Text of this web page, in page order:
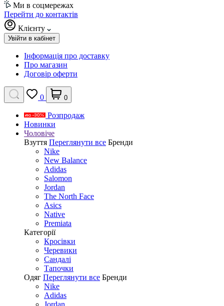
Ми в соцмережах
Перейти до контактів
Клієнту
Увійти в кабінет
Інформація про доставку
Про магазин
Договір оферти
0 0
Розпродаж
Новинки
Чоловіче
Взуття Переглянути все Бренди
Nike
New Balance
Adidas
Salomon
Jordan
The North Face
Asics
Native
Premiata
Категорії
Кросівки
Черевики
Сандалі
Tапочки
Одяг Переглянути все Бренди
Nike
Adidas
Jordan